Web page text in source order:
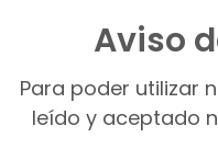
Aviso
Para poder utilizar
leído y aceptado